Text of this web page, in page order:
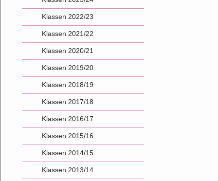
Klassen 2022/23
Klassen 2021/22
Klassen 2020/21
Klassen 2019/20
Klassen 2018/19
Klassen 2017/18
Klassen 2016/17
Klassen 2015/16
Klassen 2014/15
Klassen 2013/14